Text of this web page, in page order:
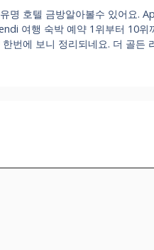
명 호텔 금방알아볼수 있어요.
여행 숙박 예약 1위부터 10위
번에 보니 정리되네요. 더 골든